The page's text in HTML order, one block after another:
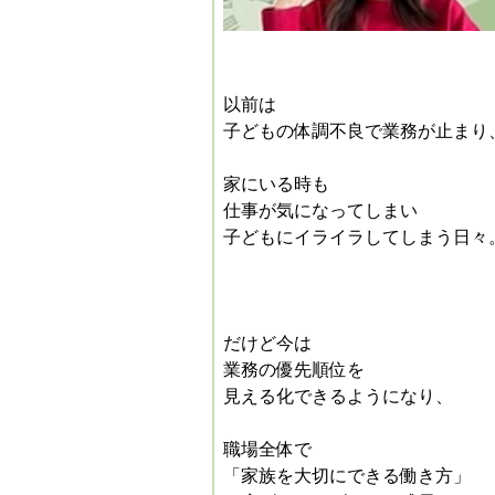
以前は
子どもの体調不良で業務が止まり
家にいる時も
仕事が気になってしまい
子どもにイライラしてしまう日々
だけど今は
業務の優先順位を
見える化できるようになり、
職場全体で
「家族を大切にできる働き方」